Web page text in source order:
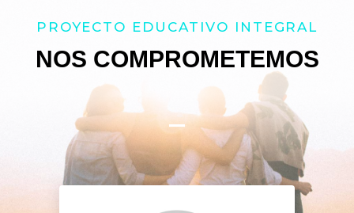
PROYECTO EDUCATIVO INTEGRAL
NOS COMPROMETEMOS